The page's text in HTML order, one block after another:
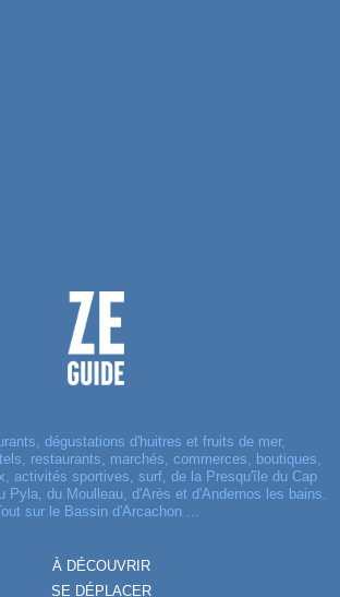
dégustations d'huitres et fruits de mer,
restaurants, marchés, commerces, boutiques,
activités sportives, surf, de la Presqu'île du Cap
Pyla, du Moulleau, d'Arès et d'Andernos les bains.
sur le Bassin d'Arcachon ...
À DÉCOUVRIR
SE DÉPLACER